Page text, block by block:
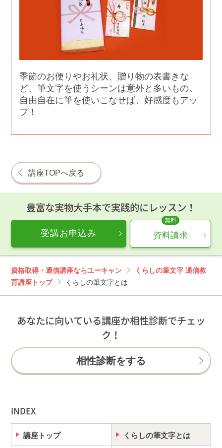
季節のお便りやお礼状、贈り物の表書きな
ど、筆文字を使うシーンは意外と多いもの。
自由自在に筆を使いこなせば、好感度もアッ
プ！
講座TOPへ戻る
豊富な実物大手本で実践的にレッスン！
受講お申込み 資料請求
資格取得・通信講座ならユーキャン
くらしの筆文字 通信教
育講座トップ
くらしの筆文字とは
あなたに向いている講座か相性診断でチェッ
ク！
相性診断をする
INDEX
講座トップ くらしの筆文字とは